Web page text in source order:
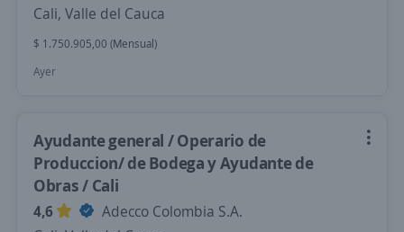
Cali, Valle del Cauca
$ 1.750.905,00 (Mensual)
Ayer
Ayudante general / Operario de
Produccion/ de Bodega y Ayudante de
Obras / Cali
4,6
Adecco Colombia S.A.